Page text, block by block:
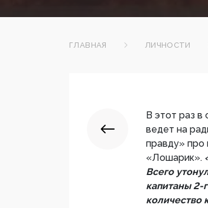
ГЛАВНАЯ ЛИЧНОСТИ
В этот раз
ведет на
правду» про
«Лошарик».
Всего
капитаны 2-
количество